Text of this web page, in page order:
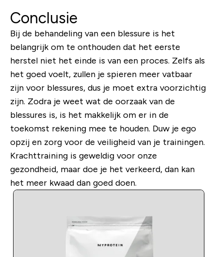
Conclusie
Bij de behandeling van een blessure is het
belangrijk om te onthouden dat het eerste
herstel niet het einde is van een proces. Zelfs als
het goed voelt, zullen je spieren meer vatbaar
zijn voor blessures, dus je moet extra voorzichtig
zijn. Zodra je weet wat de oorzaak van de
blessures is, is het makkelijk om er in de
toekomst rekening mee te houden. Duw je ego
opzij en zorg voor de veiligheid van je trainingen.
Krachttraining is geweldig voor onze
gezondheid, maar doe je het verkeerd, dan kan
het meer kwaad dan goed doen.